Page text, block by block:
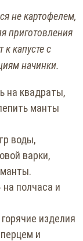
не картофелем,
приготовления
к капусте с
начинки.
на квадраты,
манты
воды,
варки,
полчаса и
изделия
и